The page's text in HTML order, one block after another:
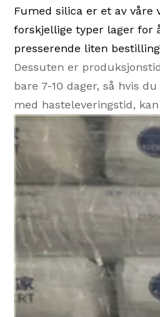
Fumed silica er et av våre
forskjellige typer lager for
presserende liten
Dessuten er
bare 7-10 dager, så hvis
med hasteleveringstid,